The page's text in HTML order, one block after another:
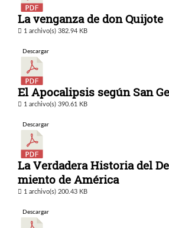
La venganza de don Quijote
1 archivo(s) 382.94 KB
Descargar
El Apocalipsis según San
1 archivo(s) 390.61 KB
Descargar
La Verdadera Historia del
miento de América
1 archivo(s) 200.43 KB
Descargar